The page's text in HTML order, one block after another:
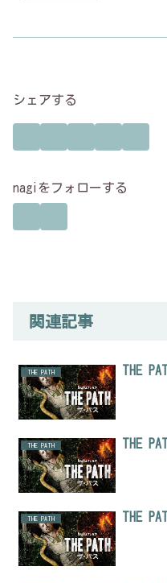
シェアする
nagiをフォローする
関連記事
THE PATH THE
THE PATH THE
THE PATH THE